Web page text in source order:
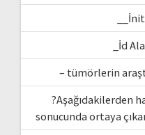
_İd
– tümörlerin
?Aşağıdakilerden
sonucunda ortaya